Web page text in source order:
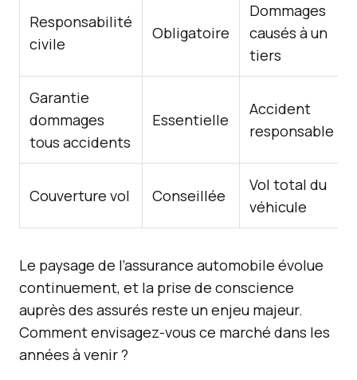
Responsabilité
civile
Obligatoire
Dommages
causés à un
tiers
Garantie
dommages
tous accidents
Essentielle
Accident
responsable
Couverture vol Conseillée
Vol total du
véhicule
Le paysage de l’assurance automobile évolue
continuement, et la prise de conscience
auprès des assurés reste un enjeu majeur.
Comment envisagez-vous ce marché dans les
années à venir ?